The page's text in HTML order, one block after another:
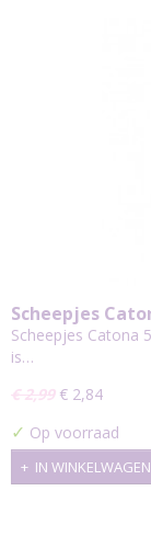
Scheepjes
Scheepjes Catona
is…
€ 2,99 € 2,84
✓ Op voorraad
IN WINKELWAGEN